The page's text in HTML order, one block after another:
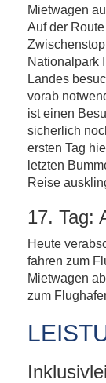
Mietwagen
Auf der
Nationalpark
Landes
vorab
ist einen
sicherlich
ersten Tag
letzten
Reise
17. Tag:
Heute
fahren zum
Mietwagen
zum